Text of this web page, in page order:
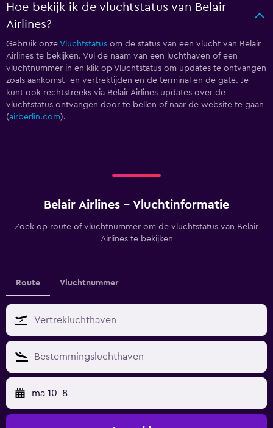
Hoe bekijk ik de vluchtstatus van Belair
Airlines?
Gebruik onze Vluchtstatus om de status van een vlucht van Belair
Airlines te bekijken. Vul de naam van een luchthaven of een
vluchtnummer in en klik op Vluchtstatus om updates te ontvangen
zoals aankomst- en vertrektijden en de terminal en de gate. Je
kunt ook rechtstreeks via Belair Airlines updates over de
vluchtstatus ontvangen door te bellen of naar de website te gaan
(airberlin.com).
Belair Airlines - Vluchtinformatie
Zoek op route of vluchtnummer om de vluchtstatus van Belair
Airlines te bekijken
Route Vluchtnummer
ma 10-8